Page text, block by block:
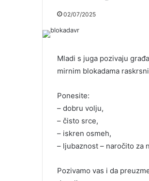
02/07/2025
Mladi s juga pozivaju
mirnim blokadama
Ponesite:
– dobru volju,
– čisto srce,
– iskren osmeh,
– ljubaznost – naročito za
Pozivamo vas i da